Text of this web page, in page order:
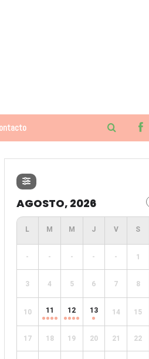
AGOSTO, 2026
- - - - - 1
3 4 5 6 7 8
10 11 12 13 14 15
17 18 19 20 21 22